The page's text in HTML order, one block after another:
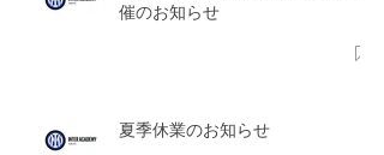
催のお知らせ
夏季休業のお知らせ